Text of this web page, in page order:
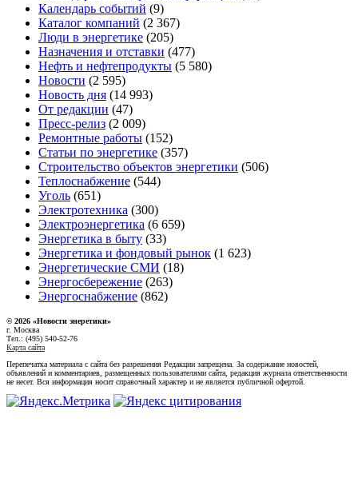
Календарь событий (9)
Каталог компаний (2 367)
Люди в энергетике (205)
Назначения и отставки (477)
Нефть и нефтепродукты (5 580)
Новости (2 595)
Новость дня (14 993)
От редакции (47)
Пресс-релиз (2 009)
Ремонтные работы (152)
Статьи по энергетике (357)
Строительство объектов энергетики (506)
Теплоснабжение (544)
Уголь (651)
Электротехника (300)
Электроэнергетика (6 659)
Энергетика в быту (33)
Энергетика и фондовый рынок (1 623)
Энергетические СМИ (18)
Энергосбережение (263)
Энергоснабжение (862)
© 2026 «Новости энеретики»
г. Москва
Тел.: (495) 540-52-76
Карта сайта
Перепечатка материала с сайта без разрешения Редакции запрещена. За содержание новостей,
объявлений и комментариев, размещенных пользователями сайта, редакция журнала ответственности
не несет. Вся информация носит справочный характер и не является публичной офертой.